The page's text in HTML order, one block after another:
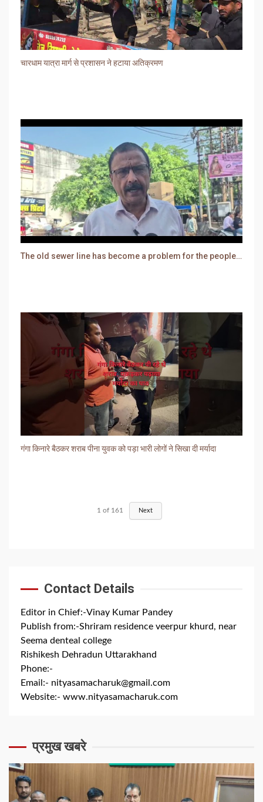
चारधाम यात्रा मार्ग से प्रशासन ने हटाया अतिक्रमण
The old sewer line has become a problem for the people. Sewer water is entering people's houses.
गंगा किनारे बैठकर शराब पीना युवक को पड़ा भारी लोगों ने सिखा दी मर्यादा
1 of 161 Next
Contact Details
Editor in Chief:-Vinay Kumar Pandey
Publish from:-Shriram residence veerpur khurd, near
Seema denteal college
Rishikesh Dehradun Uttarakhand
Phone:-
Email:- nityasamacharuk@gmail.com
Website:- www.nityasamacharuk.com
प्रमुख खबरे